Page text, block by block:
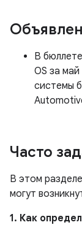
В
OS за
системы
Часто
В этом
могут
1. Как